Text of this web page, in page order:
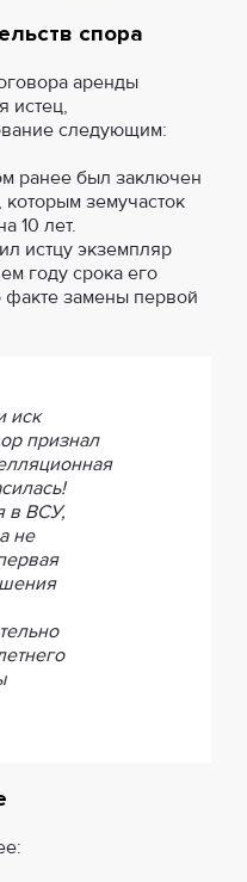
спора
аренды
истец,
следующим:
ранее был заключен
земучасток
10 лет.
истцу экземпляр
году срока его
факте замены первой
иск
признал
в ВСУ,
не